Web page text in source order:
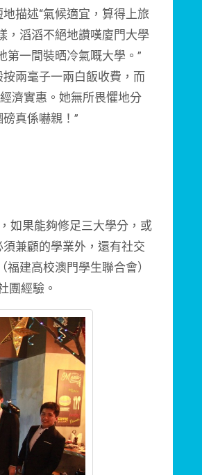
描述“氣候適宜，算得上旅
，滔滔不絕地讚嘆廈門大學
第一間裝晒冷氣嘅大學。”
兩毫子一兩白飯收費，而
濟實惠。她無所畏懼地分
真係嚇親！”
如果能夠修足三大學分，或
兼顧的學業外，還有社交
建高校澳門學生聯合會）
團經驗。